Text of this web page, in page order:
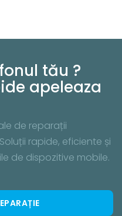
tău ?
apeleaza
de reparații
rapide, eficiente și
de dispozitive mobile.